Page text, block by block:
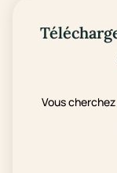
Vous cherchez